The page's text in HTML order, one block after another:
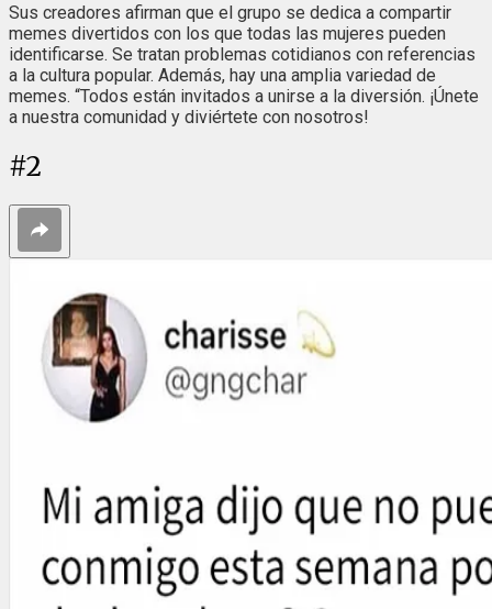
Sus creadores afirman que el grupo se dedica a compartir
memes divertidos con los que todas las mujeres pueden
identificarse. Se tratan problemas cotidianos con referencias
a la cultura popular. Además, hay una amplia variedad de
memes. “Todos están invitados a unirse a la diversión. ¡Únete
a nuestra comunidad y diviértete con nosotros!
#2